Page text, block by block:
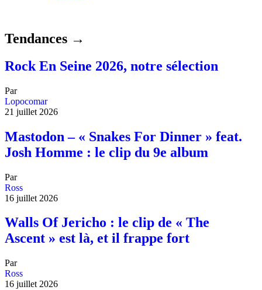
Tendances →
Rock En Seine 2026, notre sélection
Par
Lopocomar
21 juillet 2026
Mastodon – « Snakes For Dinner » feat.
Josh Homme : le clip du 9e album
Par
Ross
16 juillet 2026
Walls Of Jericho : le clip de « The
Ascent » est là, et il frappe fort
Par
Ross
16 juillet 2026